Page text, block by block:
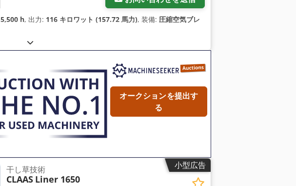
5,500 h, 出力: 116 キロワット (157.72 馬力), 装備: 圧縮空気ブレ
オークションを提出す
る
小型広告
干し草技術
CLAAS Liner 1650